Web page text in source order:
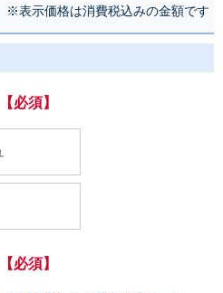
※表示価格は消費税込みの金額です
【必須】
【必須】